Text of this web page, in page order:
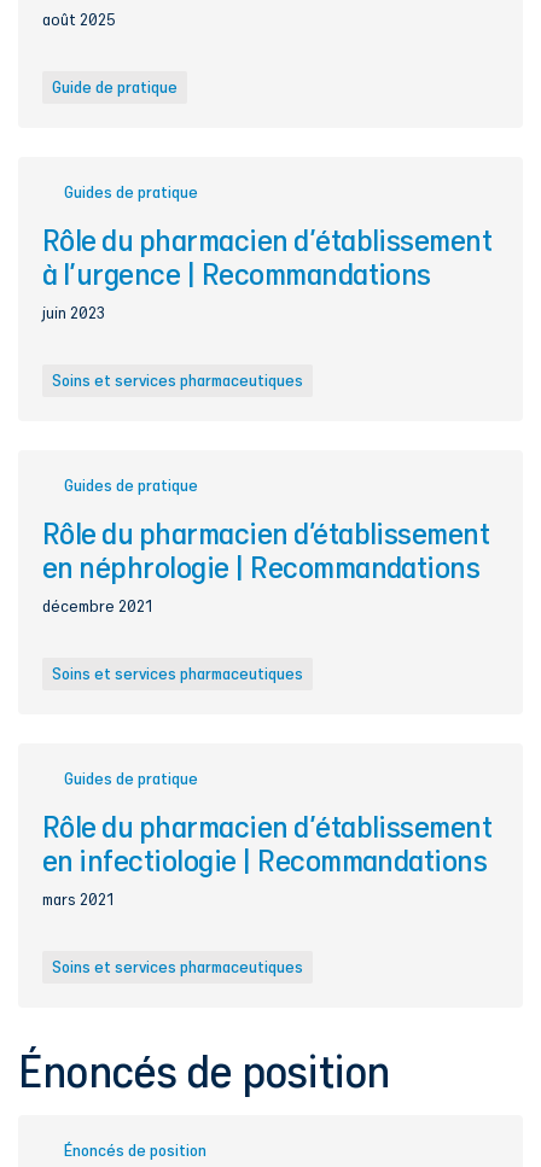
août 2025
Guide de pratique
Guides de pratique
Rôle du pharmacien d'établissement
à l'urgence | Recommandations
juin 2023
Soins et services pharmaceutiques
Guides de pratique
Rôle du pharmacien d’établissement
en néphrologie | Recommandations
décembre 2021
Soins et services pharmaceutiques
Guides de pratique
Rôle du pharmacien d'établissement
en infectiologie | Recommandations
mars 2021
Soins et services pharmaceutiques
Énoncés de position
Énoncés de position